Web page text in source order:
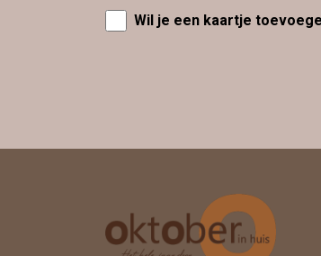
Wil je een kaartje